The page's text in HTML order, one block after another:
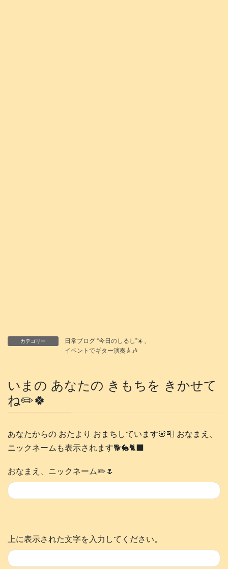
カテゴリー 日常ブログ “今日のしるし”☀️
イベントでギター演奏🎸🎶
いまの あなたの きもちを きかせて
ね✏️🍀
あなたからの おたより おまちしています🌸📮 おなまえ、
ニックネームも表示されます🐕️🐇🐈‍⬛
おなまえ、ニックネーム✏️🌷
上に表示された文字を入力してください。